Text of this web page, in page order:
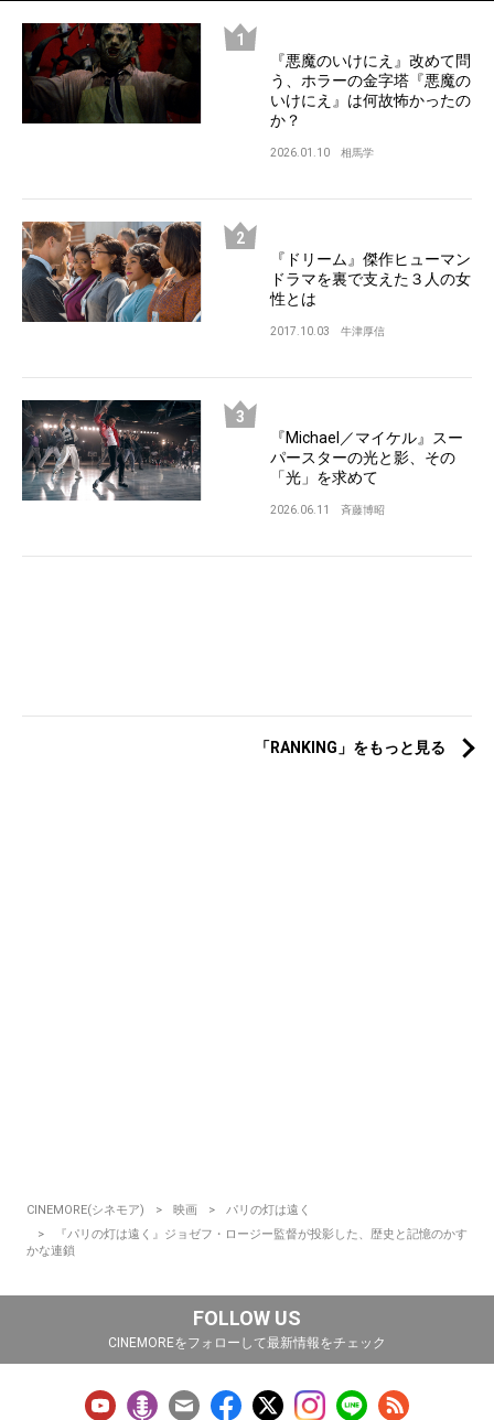
『悪魔のいけにえ』改めて問
う、ホラーの金字塔『悪魔の
いけにえ』は何故怖かったの
か？
2026.01.10 相馬学
『ドリーム』傑作ヒューマン
ドラマを裏で支えた３人の女
性とは
2017.10.03 牛津厚信
『Michael／マイケル』スー
パースターの光と影、その
「光」を求めて
2026.06.11 斉藤博昭
「RANKING」をもっと見る
CINEMORE(シネモア) 映画
パリの灯は遠く
『パリの灯は遠く』ジョゼフ・ロージー監督が投影した、歴史と記憶のかす
かな連鎖
FOLLOW US
CINEMOREをフォローして最新情報をチェック